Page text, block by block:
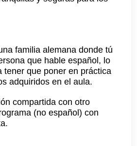
familia alemana donde tú
que hable español, lo
tener que poner en práctica
adquiridos en el aula.
compartida con otro
(no español) con